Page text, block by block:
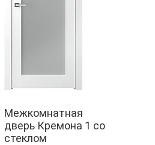
Межкомнатная
дверь Кремона 1 со
стеклом